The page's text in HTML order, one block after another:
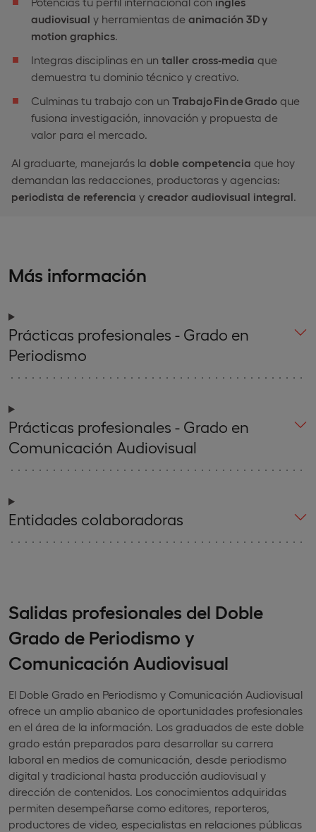
audiovisual y herramientas de animación 3D y
motion graphics.
Integras disciplinas en un taller cross‑media que
demuestra tu dominio técnico y creativo.
Culminas tu trabajo con un Trabajo Fin de Grado que
fusiona investigación, innovación y propuesta de
valor para el mercado.
Al graduarte, manejarás la doble competencia que hoy
demandan las redacciones, productoras y agencias:
periodista de referencia y creador audiovisual integral.
Más información
Prácticas profesionales - Grado en
Periodismo
Prácticas profesionales - Grado en
Comunicación Audiovisual
Entidades colaboradoras
Salidas profesionales del Doble
Grado de Periodismo y
Comunicación Audiovisual
El Doble Grado en Periodismo y Comunicación Audiovisual
ofrece un amplio abanico de oportunidades profesionales
en el área de la información. Los graduados de este doble
grado están preparados para desarrollar su carrera
laboral en medios de comunicación, desde periodismo
digital y tradicional hasta producción audiovisual y
dirección de contenidos. Los conocimientos adquiridas
permiten desempeñarse como editores, reporteros,
productores de video, especialistas en relaciones públicas